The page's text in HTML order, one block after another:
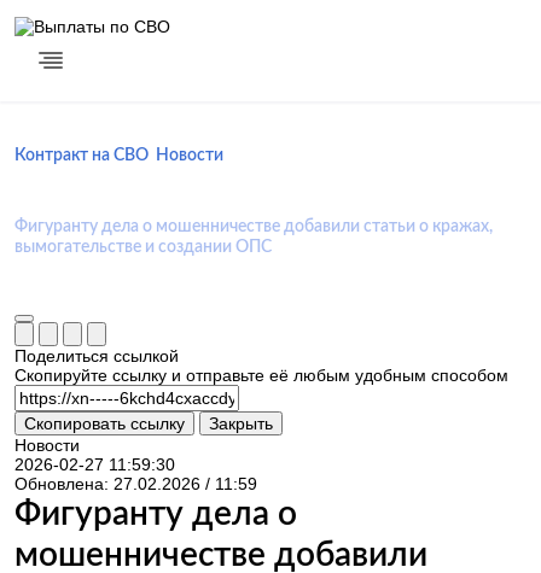
Контракт на СВО Новости
Фигуранту дела о мошенничестве добавили статьи о кражах,
вымогательстве и создании ОПС
Поделиться ссылкой
Скопируйте ссылку и отправьте её любым удобным способом
Скопировать ссылку
Закрыть
Новости
2026-02-27 11:59:30
Обновлена: 27.02.2026 / 11:59
Фигуранту дела о
мошенничестве добавили